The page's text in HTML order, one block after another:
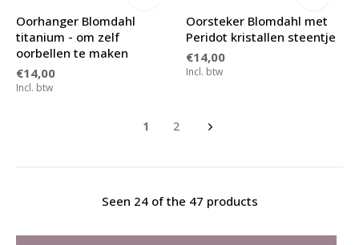
Oorhanger Blomdahl
titanium - om zelf
oorbellen te maken
€14,00
Incl. btw
Oorsteker Blomdahl met
Peridot kristallen steentje
€14,00
Incl. btw
1 2
Seen 24 of the 47 products